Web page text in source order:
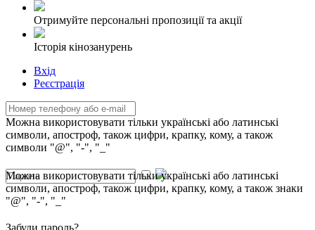
Отримуйте персональні пропозиції та акції
Історія кінозанурень
Вхід
Реєстрація
Можна використовувати тільки українські або латинські
символи, апостроф, також цифри, крапку, кому, а також
символи "@", "-", "_"
Можна використовувати тільки українські або латинські
символи, апостроф, також цифри, крапку, кому, а також знаки
"@", "-", "_"
Забули пароль?